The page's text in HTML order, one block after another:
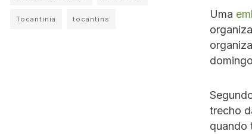
Uma
trecho
quando
Tocantinia tocantins